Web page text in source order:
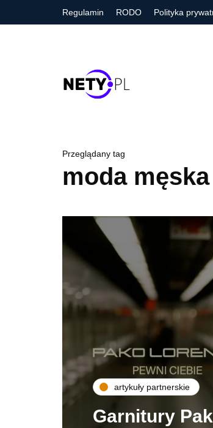
Regulamin RODO Polityka
Przeglądany tag
moda męska
artykuły partnerskie
Garnitury